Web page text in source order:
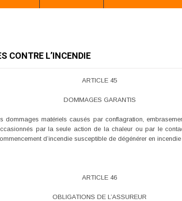
CONTRE L’INCENDIE
ARTICLE 45
DOMMAGES GARANTIS
dommages matériels causés par conflagration,
par la seule action de la chaleur ou par le
d’incendie susceptible de dégénérer en incendie
ARTICLE 46
OBLIGATIONS DE L’ASSUREUR